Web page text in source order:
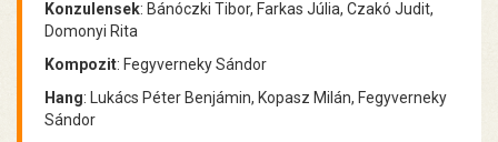
Konzulensek: Bánóczki Tibor, Farkas Júlia, Czakó Judit,
Domonyi Rita
Kompozit: Fegyverneky Sándor
Hang: Lukács Péter Benjámin, Kopasz Milán, Fegyverneky
Sándor